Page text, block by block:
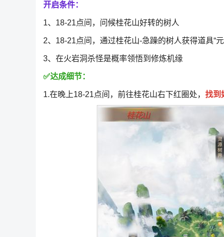
开启条件：
1、18-21点间，问候桂花山好转的树人
2、18-21点间，通过桂花山-急躁的树人获得道具“
3、在火岩洞杀怪是概率领悟到修炼机缘
✅达成细节：
1.在晚上18-21点间，前往桂花山右下红圈处， 找到